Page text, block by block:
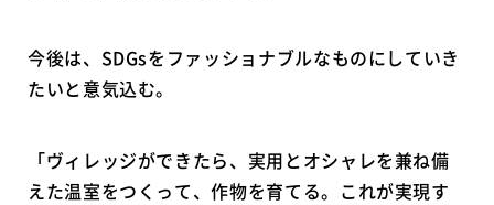
今後は、SDGsをファッショナブルなものにしていき
たいと意気込む。
「ヴィレッジができたら、実用とオシャレを兼ね備
えた温室をつくって、作物を育てる。これが実現す